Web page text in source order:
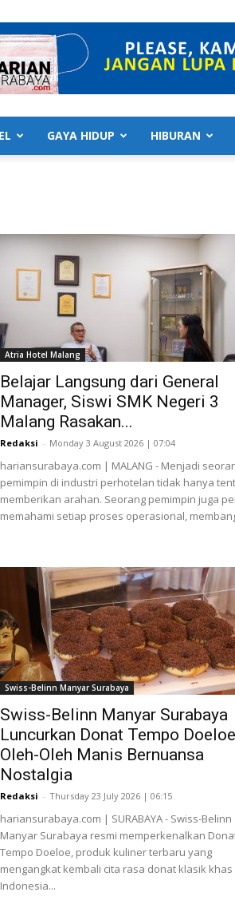
GAYA HIDUP HIBURAN
Atria Hotel Malang
Belajar Langsung dari General
Manager, Siswi SMK Negeri 3
Malang Rasakan...
Redaksi - Monday 3 August 2026 | 07:04
hariansurabaya.com | MALANG - Menjadi
pemimpin di industri perhotelan tidak hanya
memberikan arahan. Seorang pemimpin juga
memahami setiap proses operasional,
Swiss-Belinn Manyar Surabaya
Swiss-Belinn Manyar Surabaya
Luncurkan Donat Tempo
Oleh-Oleh Manis Bernuansa
Nostalgia
Redaksi - Thursday 23 July 2026 | 06:15
hariansurabaya.com | SURABAYA - Swiss-Belinn
Manyar Surabaya resmi memperkenalkan
Tempo Doeloe, produk kuliner terbaru yang
mengangkat kembali cita rasa donat klasik khas
Indonesia...